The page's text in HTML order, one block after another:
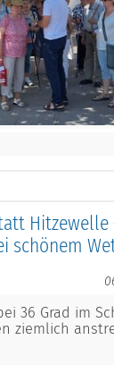
Hitzewelle
schönem
36 Grad im
ziemlich